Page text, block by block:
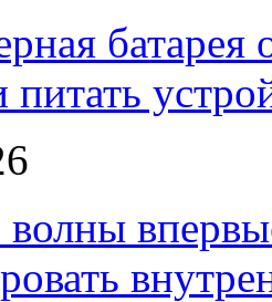
батарея
волны